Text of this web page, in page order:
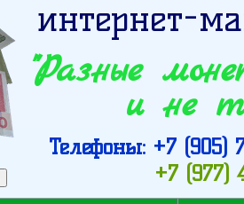
"Разные
интернет-
и не
Телефоны: +7 (905)
+7 (977)